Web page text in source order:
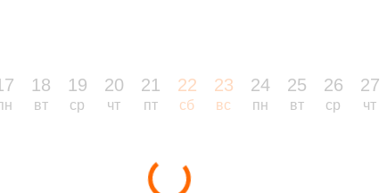
18
вт
19
ср
20
чт
21
пт
22
сб
23
вс
24
пн
25
вт
26
ср
27
чт